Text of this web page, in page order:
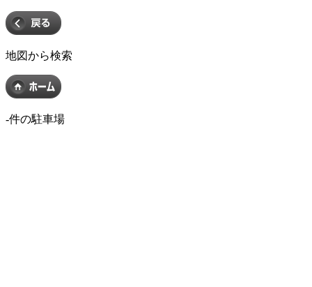
地図から検索
-件の駐車場